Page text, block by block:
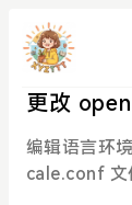
更改
中文到英
编辑语言环
cale.conf